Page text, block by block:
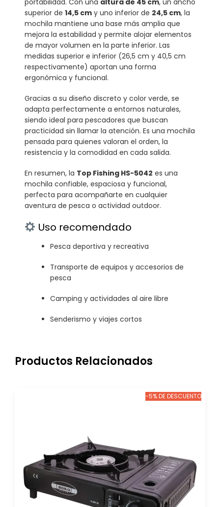
portabilidad. Con una altura de 45 cm, un ancho
superior de 14,5 cm y uno inferior de 24,5 cm, la
mochila mantiene una base más amplia que
mejora la estabilidad y permite alojar elementos
de mayor volumen en la parte inferior. Las
medidas superior e inferior (26,5 cm y 40,5 cm
respectivamente) aportan una forma
ergonómica y funcional.
Gracias a su diseño discreto y color verde, se
adapta perfectamente a entornos naturales,
siendo ideal para pescadores que buscan
practicidad sin llamar la atención. Es una mochila
pensada para quienes valoran el orden, la
resistencia y la comodidad en cada salida.
En resumen, la Top Fishing HS-5042 es una
mochila confiable, espaciosa y funcional,
perfecta para acompañarte en cualquier
aventura de pesca o actividad outdoor.
Uso recomendado
Pesca deportiva y recreativa
Transporte de equipos y accesorios de
pesca
Camping y actividades al aire libre
Senderismo y viajes cortos
Productos Relacionados
-5% DE DESCUENTO